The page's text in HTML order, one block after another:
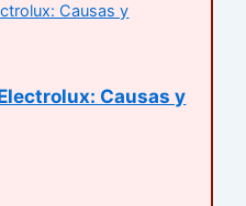
Causas y